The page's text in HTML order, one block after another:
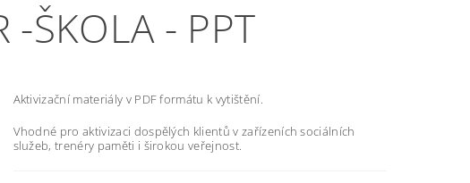
-ŠKOLA - PPT
Aktivizační materiály v PDF formátu k vytištění.
Vhodné pro aktivizaci dospělých klientů v zařízeních sociálních
služeb, trenéry paměti i širokou veřejnost.